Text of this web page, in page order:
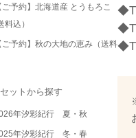
ご予約】北海道産 とうもろこ
料込）
ご予約】秋の大地の恵み（送料
ットから探す
年汐彩紀行 夏・秋
年汐彩紀行 冬・春